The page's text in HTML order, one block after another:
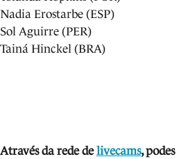
Nadia Erostarbe (ESP)
Sol Aguirre (PER)
Tainá Hinckel (BRA)
Através da rede delivecams,